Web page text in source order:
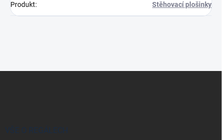
Produkt: Stěhovací plošinky
VŠE O REGÁLECH